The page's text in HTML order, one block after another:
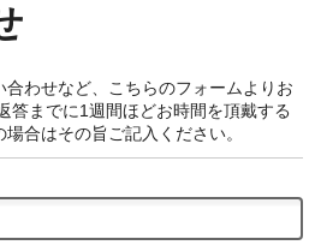
わせなど、こちらのフォームよりお
までに1週間ほどお時間を頂戴する
合はその旨ご記入ください。